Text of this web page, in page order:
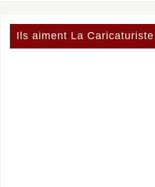
Ils aiment La Caricaturiste